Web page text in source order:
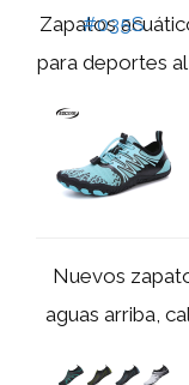
Zapatos
para deportes
Nuevos
aguas arriba,